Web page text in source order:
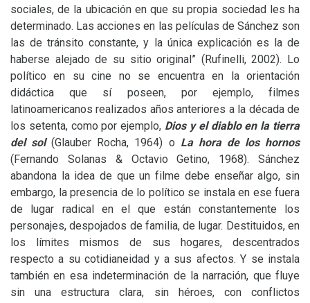
sociales, de la ubicación en que su propia sociedad les ha
determinado. Las acciones en las películas de Sánchez son
las de tránsito constante, y la única explicación es la de
haberse alejado de su sitio original” (Rufinelli, 2002). Lo
político en su cine no se encuentra en la orientación
didáctica que sí poseen, por ejemplo, filmes
latinoamericanos realizados años anteriores a la década de
los setenta, como por ejemplo, Dios y el diablo en la tierra
del sol(Glauber Rocha, 1964) o La hora de los hornos
(Fernando Solanas &Octavio Getino, 1968). Sánchez
abandona la idea de que un filme debe enseñar algo, sin
embargo, la presencia de lo político se instala en ese fuera
de lugar radical en el que están constantemente los
personajes, despojados de familia, de lugar. Destituidos, en
los límites mismos de sus hogares, descentrados
respecto a su cotidianeidad y a sus afectos. Y se instala
también en esa indeterminación de la narración, que fluye
sin una estructura clara, sin héroes, con conflictos